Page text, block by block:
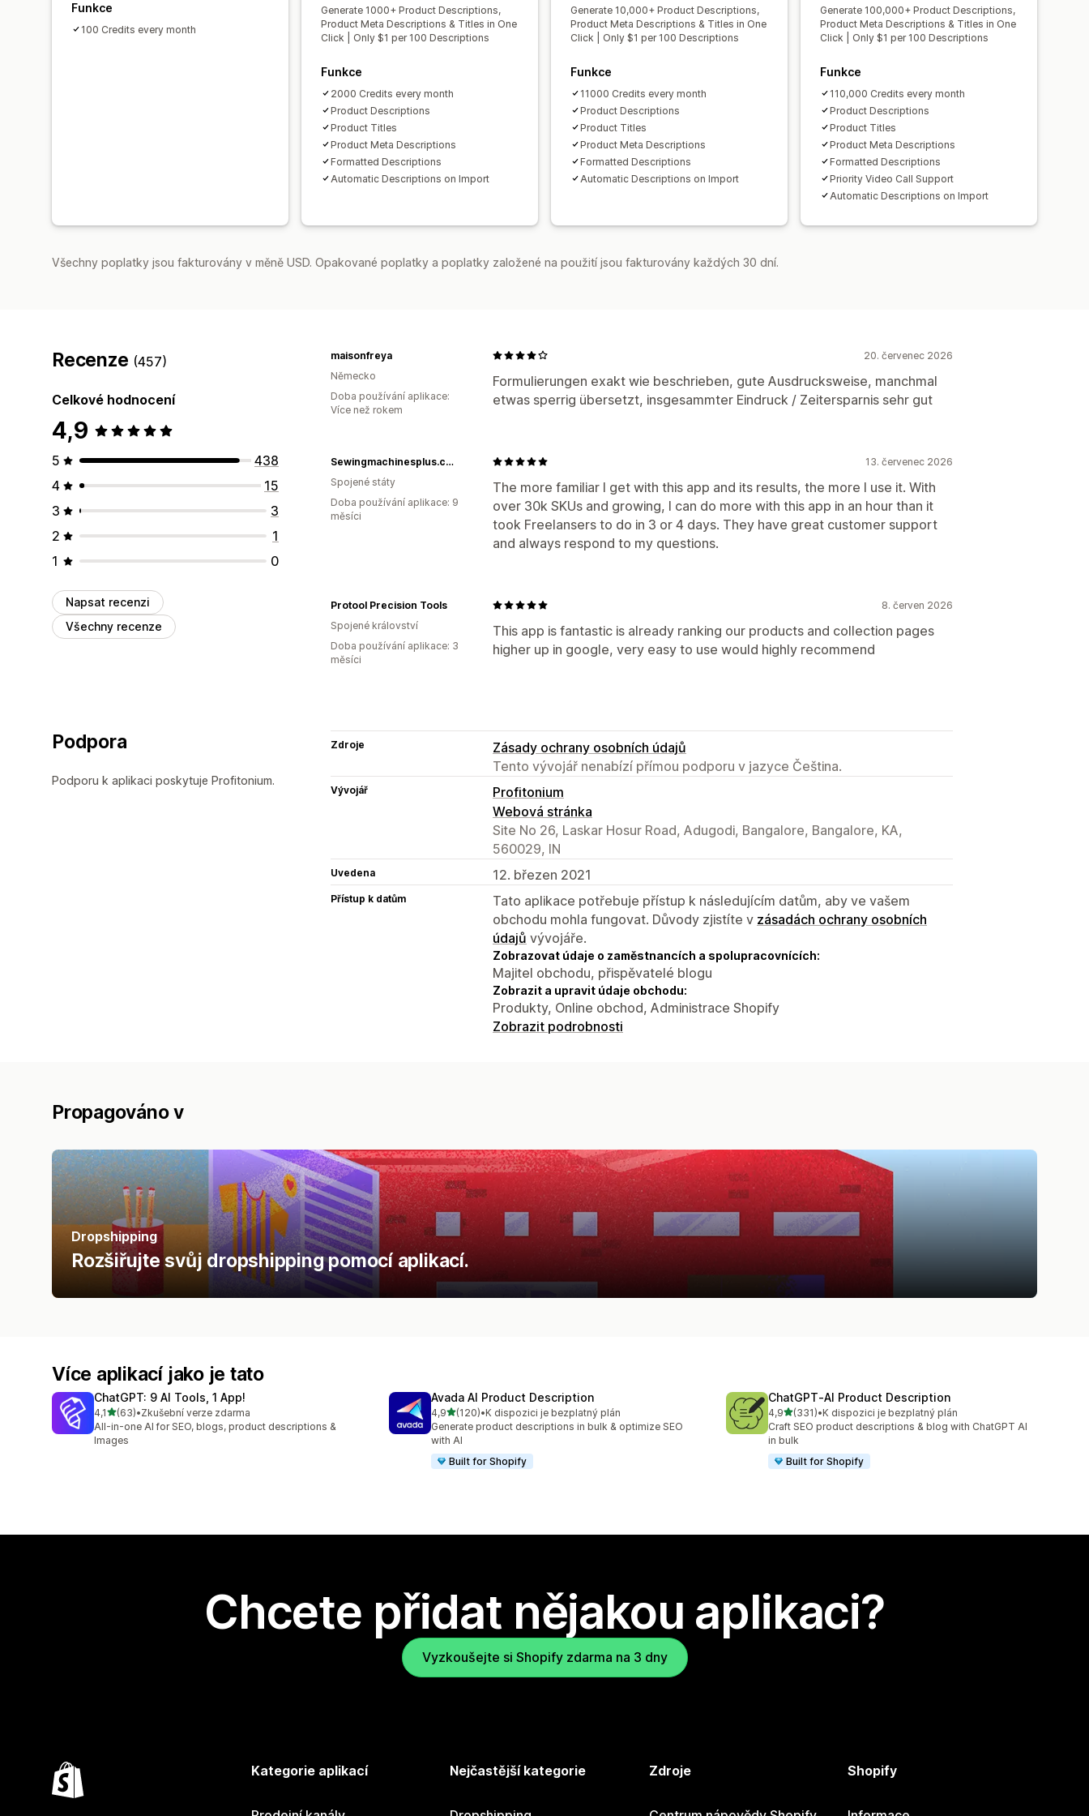
Funkce
100 Credits every month
Generate 1000+ Product Descriptions,
Product Meta Descriptions & Titles in One
Click | Only $1 per 100 Descriptions
Funkce
2000 Credits every month
Product Descriptions
Product Titles
Product Meta Descriptions
Formatted Descriptions
Automatic Descriptions on Import
Generate 10,000+ Product Descriptions,
Product Meta Descriptions & Titles in One
Click | Only $1 per 100 Descriptions
Funkce
11000 Credits every month
Product Descriptions
Product Titles
Product Meta Descriptions
Formatted Descriptions
Automatic Descriptions on Import
Generate 100,000+ Product Descriptions,
Product Meta Descriptions & Titles in One
Click | Only $1 per 100 Descriptions
Funkce
110,000 Credits every month
Product Descriptions
Product Titles
Product Meta Descriptions
Formatted Descriptions
Priority Video Call Support
Automatic Descriptions on Import
Všechny poplatky jsou fakturovány v měně USD. Opakované poplatky a poplatky založené na použití jsou fakturovány každých 30 dní.
Recenze (457)
Celkové hodnocení
4,9
5
438
4
15
3
3
2
1
1
0
Napsat recenzi
Všechny recenze
20. červenec 2026
Formulierungen exakt wie beschrieben, gute Ausdrucksweise, manchmal
etwas sperrig übersetzt, insgesammter Eindruck / Zeitersparnis sehr gut
maisonfreya
Německo
Doba používání aplikace:
Více než rokem
13. červenec 2026
The more familiar I get with this app and its results, the more I use it. With
over 30k SKUs and growing, I can do more with this app in an hour than it
took Freelansers to do in 3 or 4 days. They have great customer support
and always respond to my questions.
Sewingmachinesplus.com
Spojené státy
Doba používání aplikace: 9
měsíci
8. červen 2026
This app is fantastic is already ranking our products and collection pages
higher up in google, very easy to use would highly recommend
Protool Precision Tools
Spojené království
Doba používání aplikace: 3
měsíci
Podpora
Podporu k aplikaci poskytuje Profitonium.
Zdroje
Zásady ochrany osobních údajů
Tento vývojář nenabízí přímou podporu v jazyce Čeština.
Vývojář
Profitonium
Webová stránka
Site No 26, Laskar Hosur Road, Adugodi, Bangalore, Bangalore, KA,
560029, IN
Uvedena 12. březen 2021
Přístup k datům
Tato aplikace potřebuje přístup k následujícím datům, aby ve vašem
obchodu mohla fungovat. Důvody zjistíte v zásadách ochrany osobních
údajů vývojáře.
Zobrazovat údaje o zaměstnancích a spolupracovnících:
Majitel obchodu, přispěvatelé blogu
Zobrazit a upravit údaje obchodu:
Produkty, Online obchod, Administrace Shopify
Zobrazit podrobnosti
Propagováno v
Dropshipping
Rozšiřujte svůj dropshipping pomocí aplikací.
Více aplikací jako je tato
ChatGPT: 9 AI Tools, 1 App!
4,1z 5 hvězd
(63)
Celkový počet recenzí: 63
•Zkušební verze zdarma
All-in-one AI for SEO, blogs, product descriptions &
Images
Avada AI Product Description
4,9z 5 hvězd
(120)
Celkový počet recenzí: 120
•K dispozici je bezplatný plán
Generate product descriptions in bulk & optimize SEO
with AI
Built for Shopify
ChatGPT‑AI Product Description
4,9z 5 hvězd
(331)
Celkový počet recenzí: 331
•K dispozici je bezplatný plán
Craft SEO product descriptions & blog with ChatGPT AI
in bulk
Built for Shopify
Chcete přidat nějakou aplikaci?
Vyzkoušejte si Shopify zdarma na 3 dny
Kategorie aplikací Nejčastější kategorie Zdroje Shopify